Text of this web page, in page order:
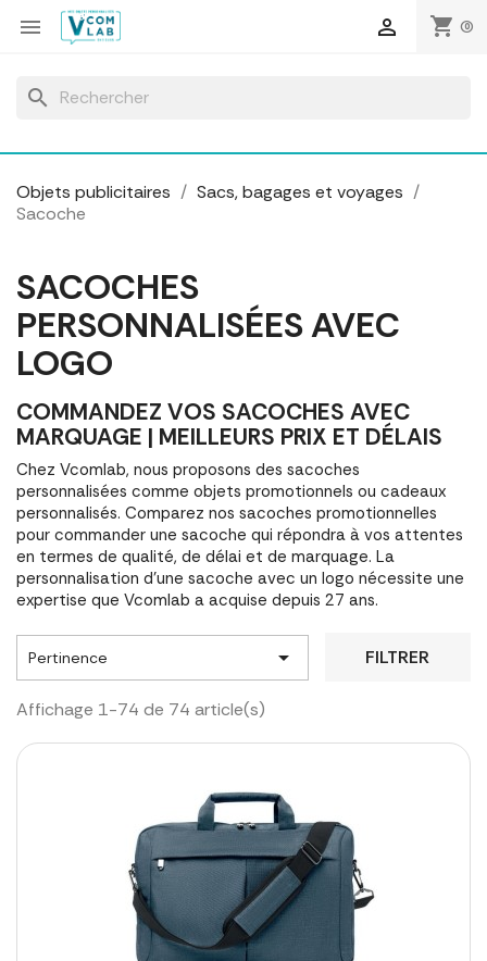
 shopping_cart (0)

search
Objets publicitaires
Sacs, bagages et voyages
Sacoche
SACOCHES
PERSONNALISÉES AVEC
LOGO
COMMANDEZ VOS SACOCHES AVEC
MARQUAGE | MEILLEURS PRIX ET DÉLAIS
Chez Vcomlab, nous proposons des sacoches
personnalisées comme objets promotionnels ou cadeaux
personnalisés. Comparez nos sacoches promotionnelles
pour commander une sacoche qui répondra à vos attentes
en termes de qualité, de délai et de marquage. La
personnalisation d'une sacoche avec un logo nécessite une
expertise que Vcomlab a acquise depuis 27 ans.
Pertinence  FILTRER
Affichage 1-74 de 74 article(s)
Panneau de gestion des cookies